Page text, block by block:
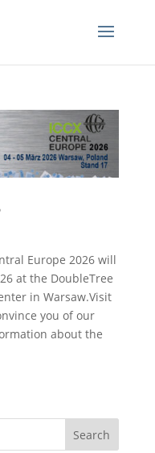
Europe 2026 will
at the DoubleTree
in Warsaw.Visit
you of our
about the